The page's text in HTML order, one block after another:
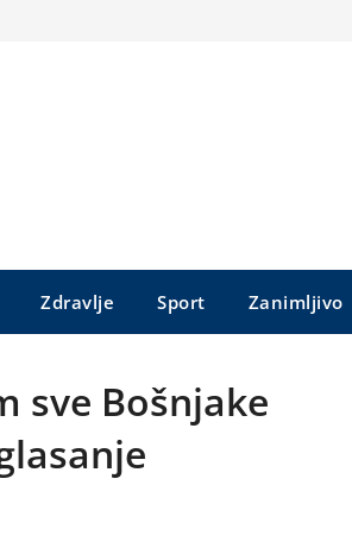
Zdravlje Sport Zanimljivo
sve Bošnjake